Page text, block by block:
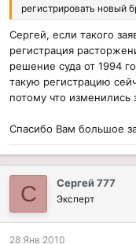
регистрировать новый
расторжении брака.
Сергей, если такого
регистрация
решение суда от 1994
такую регистрацию
потому что изменились
Спасибо Вам большое
С Сергей 777
Эксперт
28 Янв 2010